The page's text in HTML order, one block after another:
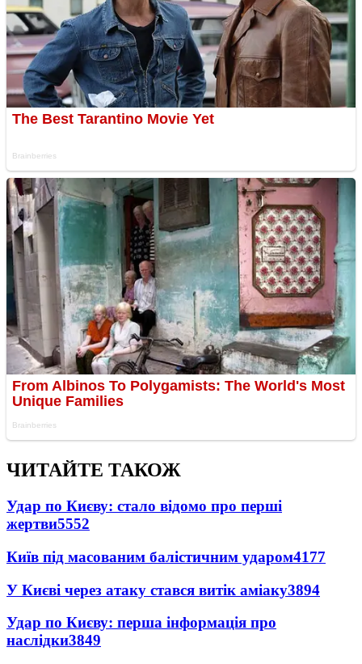
ЧИТАЙТЕ ТАКОЖ
Удар по Києву: стало відомо про перші
жертви5552
Київ під масованим балістичним ударом4177
У Києві через атаку стався витік аміаку3894
Удар по Києву: перша інформація про
наслідки3849